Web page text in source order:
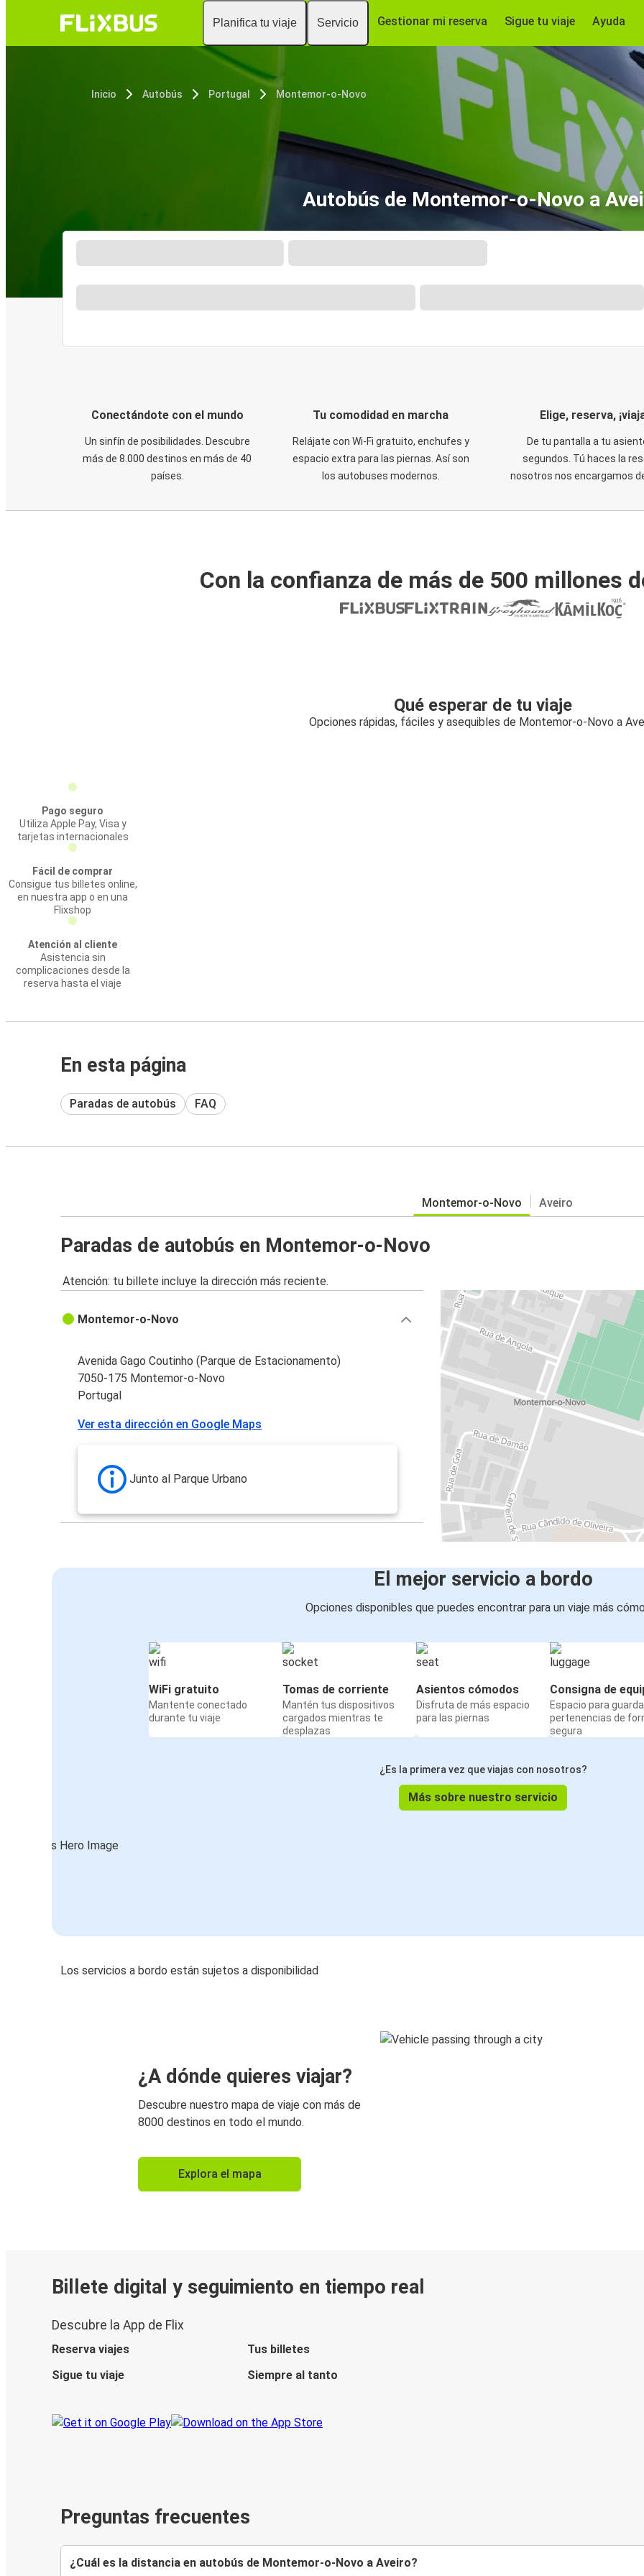
Planifica tu viaje Servicio Gestionar mi reserva Sigue tu viaje Ayuda
Inicio Autobús Portugal Montemor-o-Novo
Autobús de Montemor-o-Novo a
Conectándote con el mundo
Un sinfín de posibilidades. Descubre
más de 8.000 destinos en más de 40
países.
Tu comodidad en marcha
Relájate con Wi-Fi gratuito, enchufes y
espacio extra para las piernas. Así son
los autobuses modernos.
Elige, reserva,
De tu pantalla a tu
segundos. Tú haces la
nosotros nos encargamos
Con la confianza de más de 500 millones
Qué esperar de tu viaje
Opciones rápidas, fáciles y asequibles de Montemor-o-Novo a
Pago seguro
Utiliza Apple Pay, Visa y
tarjetas internacionales
Fácil de comprar
Consigue tus billetes online,
en nuestra app o en una
Flixshop
Atención al cliente
Asistencia sin
complicaciones desde la
reserva hasta el viaje
En esta página
Paradas de autobús FAQ
Montemor-o-Novo Aveiro
Paradas de autobús en Montemor-o-Novo
Atención: tu billete incluye la dirección más reciente.
Montemor-o-Novo
Avenida Gago Coutinho (Parque de Estacionamento)
7050-175 Montemor-o-Novo
Portugal
Ver esta dirección en Google Maps
Junto al Parque Urbano
El mejor servicio a bordo
Opciones disponibles que puedes encontrar para un viaje más
WiFi gratuito
Mantente conectado
durante tu viaje
Tomas de corriente
Mantén tus dispositivos
cargados mientras te
desplazas
Asientos cómodos
Disfruta de más espacio
para las piernas
Consigna de
Espacio para
pertenencias de
segura
¿Es la primera vez que viajas con nosotros?
Más sobre nuestro servicio
Los servicios a bordo están sujetos a disponibilidad
¿A dónde quieres viajar?
Descubre nuestro mapa de viaje con más de
8000 destinos en todo el mundo.
Explora el mapa
Billete digital y seguimiento en tiempo real
Descubre la App de Flix
Reserva viajes
Tus billetes
Sigue tu viaje
Siempre al tanto
Preguntas frecuentes
¿Cuál es la distancia en autobús de Montemor-o-Novo a Aveiro?